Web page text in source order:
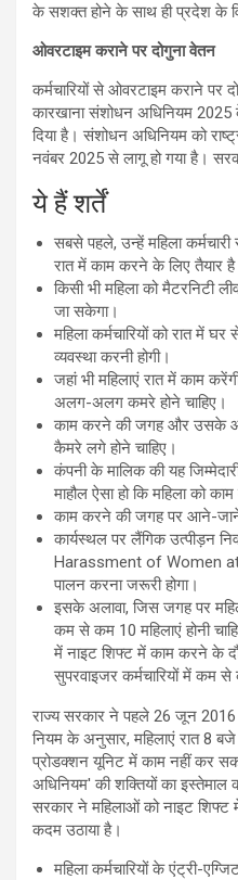
के सशक्त होने के साथ ही प्रदेश के
ओवरटाइम कराने पर दोगुना वेतन
कर्मचारियों से ओवरटाइम कराने पर
कारखाना संशोधन अधिनियम
दिया है। संशोधन अधिनियम को
नवंबर 2025 से लागू हो गया है।
ये हैं शर्तें
सबसे पहले, उन्हें महिला
रात में काम करने के लिए तैयार
किसी भी महिला को मैटरनिटी
जा सकेगा।
महिला कर्मचारियों को रात में
व्यवस्था करनी होगी।
जहां भी महिलाएं रात में काम
अलग-अलग कमरे होने चाहिए।
काम करने की जगह और उसके
कैमरे लगे होने चाहिए।
कंपनी के मालिक की यह
माहौल ऐसा हो कि महिला को
काम करने की जगह पर आने-जाने के
कार्यस्थल पर लैंगिक उत्पीड़न
Harassment of Women
पालन करना जरूरी होगा।
इसके अलावा, जिस जगह पर
कम से कम 10 महिलाएं होनी
में नाइट शिफ्ट में काम करने के
सुपरवाइजर कर्मचारियों में कम से
राज्य सरकार ने पहले 26 जून
नियम के अनुसार, महिलाएं रात 8
प्रोडक्शन यूनिट में काम नहीं कर
अधिनियम' की शक्तियों का
सरकार ने महिलाओं को नाइट
कदम उठाया है।
महिला कर्मचारियों के एंट्री-